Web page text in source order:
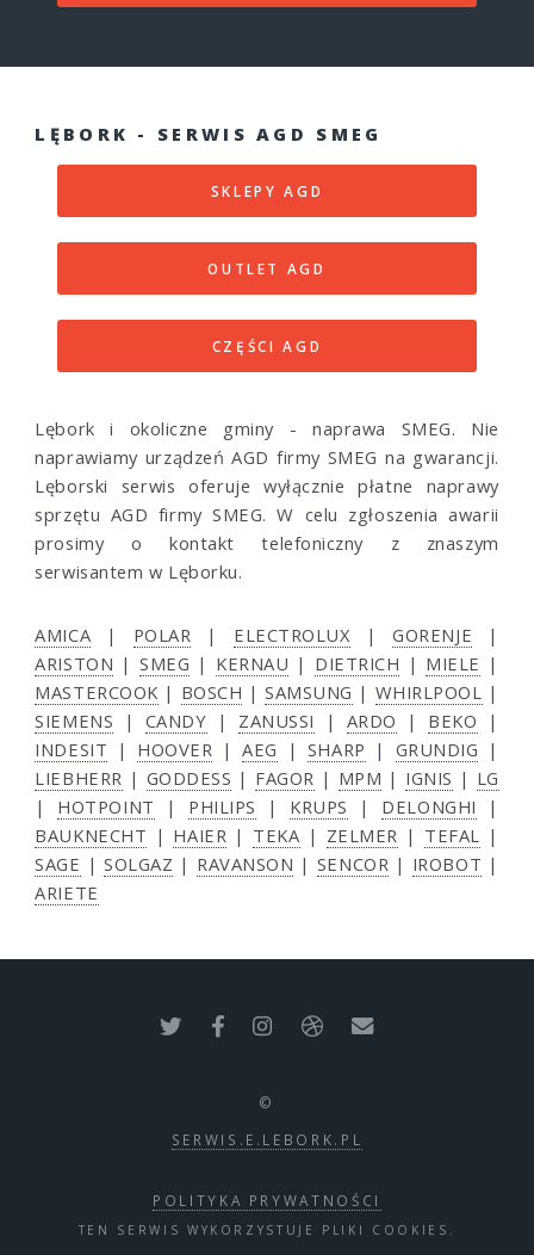
LĘBORK - SERWIS AGD SMEG
SKLEPY AGD
OUTLET AGD
CZĘŚCI AGD
Lębork i okoliczne gminy - naprawa SMEG. Nie
naprawiamy urządzeń AGD firmy SMEG na gwarancji.
Lęborski serwis oferuje wyłącznie płatne naprawy
sprzętu AGD firmy SMEG. W celu zgłoszenia awarii
prosimy o kontakt telefoniczny z znaszym
serwisantem w Lęborku.
AMICA | POLAR | ELECTROLUX|GORENJE |
ARISTON | SMEG | KERNAU | DIETRICH | MIELE |
MASTERCOOK | BOSCH |SAMSUNG | WHIRLPOOL |
SIEMENS | CANDY | ZANUSSI | ARDO | BEKO |
INDESIT | HOOVER |AEG | SHARP | GRUNDIG |
LIEBHERR | GODDESS | FAGOR | MPM | IGNIS | LG
| HOTPOINT | PHILIPS | KRUPS | DELONGHI |
BAUKNECHT | HAIER | TEKA | ZELMER | TEFAL |
SAGE |SOLGAZ | RAVANSON | SENCOR | IROBOT |
ARIETE
©
SERWIS.E.LEBORK.PL
POLITYKA PRYWATNOŚCI
TEN SERWIS WYKORZYSTUJE PLIKI COOKIES.